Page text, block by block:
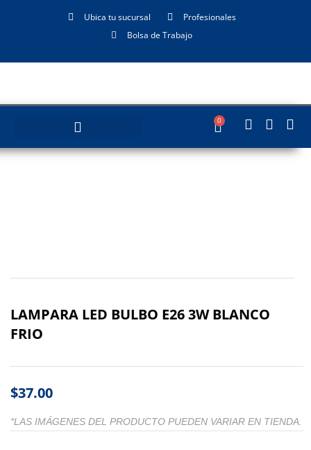
Ubica tu sucursal
Profesionales
Bolsa de Trabajo
0
LAMPARA LED BULBO E26 3W BLANCO
FRIO
$37.00
*LAS IMÁGENES DEL PRODUCTO PUEDEN VARIAR EN TIENDA.